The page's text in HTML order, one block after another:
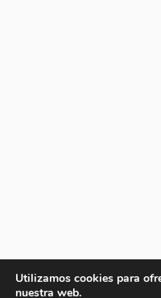
Utilizamos cookies para
nuestra web.